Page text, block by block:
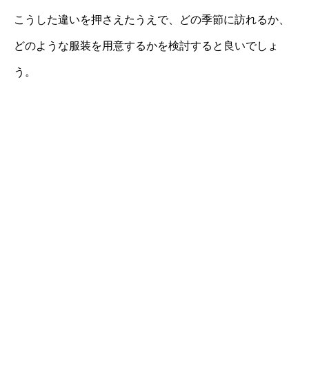
こうした違いを押さえたうえで、どの季節に訪れるか、
どのような服装を用意するかを検討すると良いでしょ
う。